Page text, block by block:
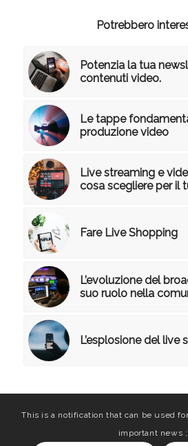
Potrebbero
Potenzia la tua
contenuti video.
Le tappe
produzione video
Live streaming e
cosa scegliere per il
Fare Live Shopping
L’evoluzione del
suo ruolo nella
L’esplosione del live
This is a notification that can be used
important news